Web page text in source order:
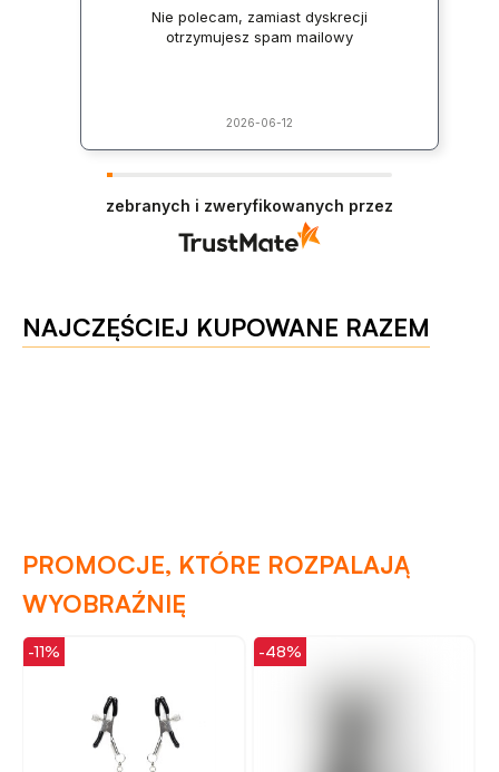
Nie polecam, zamiast dyskrecji
otrzymujesz spam mailowy
2026-06-12
zebranych i zweryfikowanych przez
NAJCZĘŚCIEJ KUPOWANE RAZEM
PROMOCJE, KTÓRE ROZPALAJĄ
WYOBRAŹNIĘ
-11% -48%